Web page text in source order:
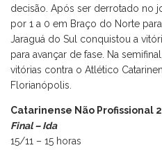
decisão. Após ser derrotado no
por 1 a 0 em Braço do Norte
Jaraguá do Sul conquistou a
para avançar de fase. Na
vitórias contra o Atlético
Florianópolis.
Catarinense Não Profissional
Final – Ida
15/11 – 15 horas